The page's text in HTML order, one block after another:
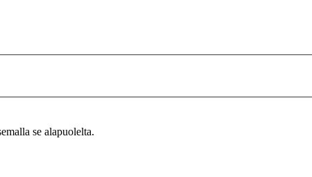
se alapuolelta.